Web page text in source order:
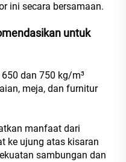
ini secara bersamaan.
untuk
dan 750 kg/m³
meja, dan furnitur
manfaat dari
ke ujung atas kisaran
sambungan dan